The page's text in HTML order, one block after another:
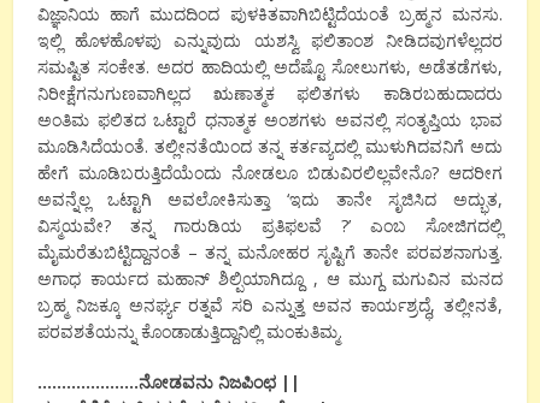
ವಿಜ್ಞಾನಿಯ ಹಾಗೆ ಮುದದಿಂದ ಪುಳಕಿತವಾಗಿಬಿಟ್ಟಿದೆಯಂತೆ ಬ್ರಹ್ಮನ ಮನಸು.
ಇಲ್ಲಿ ಹೊಳಹೊಳಪು ಎನ್ನುವುದು ಯಶಸ್ವಿ ಫಲಿತಾಂಶ ನೀಡಿದವುಗಳೆಲ್ಲದರ
ಸಮಷ್ಟಿತ ಸಂಕೇತ. ಅದರ ಹಾದಿಯಲ್ಲಿ ಅದೆಷ್ಟೊ ಸೋಲುಗಳು, ಅಡೆತಡೆಗಳು,
ನಿರೀಕ್ಷೆಗನುಗುಣವಾಗಿಲ್ಲದ ಋಣಾತ್ಮಕ ಫಲಿತಗಳು ಕಾಡಿರಬಹುದಾದರು
ಅಂತಿಮ ಫಲಿತದ ಒಟ್ಟಾರೆ ಧನಾತ್ಮಕ ಅಂಶಗಳು ಅವನಲ್ಲಿ ಸಂತೃಪ್ತಿಯ ಭಾವ
ಮೂಡಿಸಿದೆಯಂತೆ. ತಲ್ಲೀನತೆಯಿಂದ ತನ್ನ ಕರ್ತವ್ಯದಲ್ಲಿ ಮುಳುಗಿದವನಿಗೆ ಅದು
ಹೇಗೆ ಮೂಡಿಬರುತ್ತಿದೆಯೆಂದು ನೋಡಲೂ ಬಿಡುವಿರಲಿಲ್ಲವೇನೊ? ಆದರೀಗ
ಅವನ್ನೆಲ್ಲ ಒಟ್ಟಾಗಿ ಅವಲೋಕಿಸುತ್ತಾ ‘ಇದು ತಾನೇ ಸೃಜಿಸಿದ ಅದ್ಭುತ,
ವಿಸ್ಮಯವೇ? ತನ್ನ ಗಾರುಡಿಯ ಪ್ರತಿಫಲವೆ ?’ ಎಂಬ ಸೋಜಿಗದಲ್ಲಿ
ಮೈಮರೆತುಬಿಟ್ಟಿದ್ದಾನಂತೆ – ತನ್ನ ಮನೋಹರ ಸೃಷ್ಟಿಗೆ ತಾನೇ ಪರವಶನಾಗುತ್ತ.
ಅಗಾಧ ಕಾರ್ಯದ ಮಹಾನ್ ಶಿಲ್ಪಿಯಾಗಿದ್ದೂ , ಆ ಮುಗ್ದ ಮಗುವಿನ ಮನದ
ಬ್ರಹ್ಮ ನಿಜಕ್ಕೂ ಅನರ್ಘ್ಯ ರತ್ನವೆ ಸರಿ ಎನ್ನುತ್ತ ಅವನ ಕಾರ್ಯಶ್ರದ್ಧೆ, ತಲ್ಲೀನತೆ,
ಪರವಶತೆಯನ್ನು ಕೊಂಡಾಡುತ್ತಿದ್ದಾನಿಲ್ಲಿ ಮಂಕುತಿಮ್ಮ.
…………………ನೋಡವನು ನಿಜಪಿಂಛ ||